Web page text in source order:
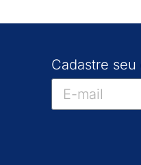
Cadastre seu